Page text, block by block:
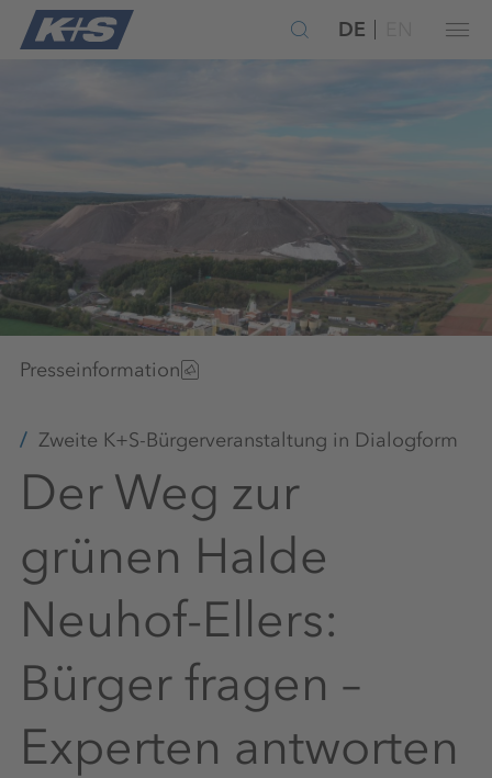
DE
Presseinformation
Zweite K+S-Bürgerveranstaltung in Dialogform
Der Weg zur
grünen Halde
Neuhof-Ellers:
Bürger fragen –
Experten antworten